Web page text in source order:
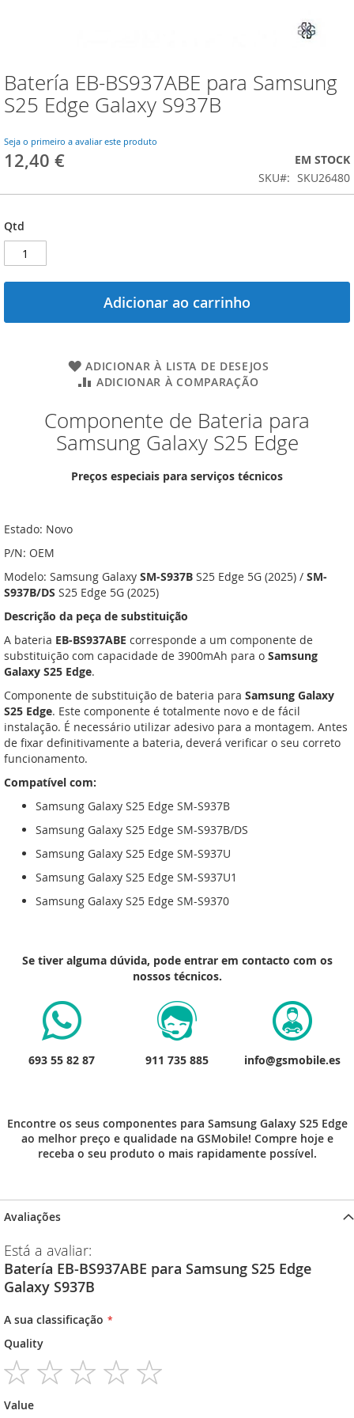
Saltar
para
o
da
Galeria
Batería EB-BS937ABE para Samsung
S25 Edge Galaxy S937B
Seja o primeiro a avaliar este produto
12,40 €
EM STOCK
SKU
SKU26480
Qtd
Adicionar ao carrinho
ADICIONAR À LISTA DE DESEJOS
ADICIONAR À COMPARAÇÃO
Componente de Bateria para
Samsung Galaxy S25 Edge
Preços especiais para serviços técnicos
Estado: Novo
P/N: OEM
Modelo: Samsung Galaxy SM-S937B S25 Edge 5G (2025) / SM-
S937B/DS S25 Edge 5G (2025)
Descrição da peça de substituição
A bateria EB-BS937ABE corresponde a um componente de
substituição com capacidade de 3900mAh para o Samsung
Galaxy S25 Edge.
Componente de substituição de bateria para Samsung Galaxy
S25 Edge. Este componente é totalmente novo e de fácil
instalação. É necessário utilizar adesivo para a montagem. Antes
de fixar definitivamente a bateria, deverá verificar o seu correto
funcionamento.
Compatível com:
Samsung Galaxy S25 Edge SM-S937B
Samsung Galaxy S25 Edge SM-S937B/DS
Samsung Galaxy S25 Edge SM-S937U
Samsung Galaxy S25 Edge SM-S937U1
Samsung Galaxy S25 Edge SM-S9370
Se tiver alguma dúvida, pode entrar em contacto com os
nossos técnicos.
693 55 82 87 911 735 885 info@gsmobile.es
Encontre os seus componentes para Samsung Galaxy S25 Edge
ao melhor preço e qualidade na GSMobile! Compre hoje e
receba o seu produto o mais rapidamente possível.
Avaliações
Está a avaliar:
Batería EB-BS937ABE para Samsung S25 Edge
Galaxy S937B
A sua classificação
Quality
star
stars
stars
stars
stars
Value